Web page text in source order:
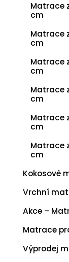
Matrace
cm
Matrace
cm
Matrace
cm
Matrace
cm
Matrace
cm
Matrace
cm
Kokosové
Vrchní
Akce –
Matrace
Výprodej